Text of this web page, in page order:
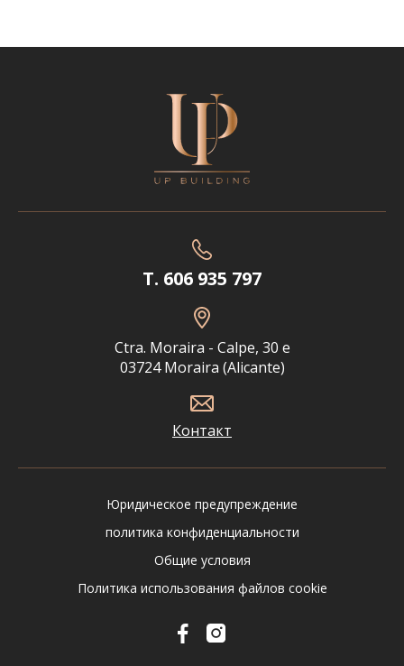
T. 606 935 797
Ctra. Moraira - Calpe, 30 e
03724 Moraira (Alicante)
Контакт
Юридическое предупреждение
политика конфиденциальности
Общие условия
Политика использования файлов cookie